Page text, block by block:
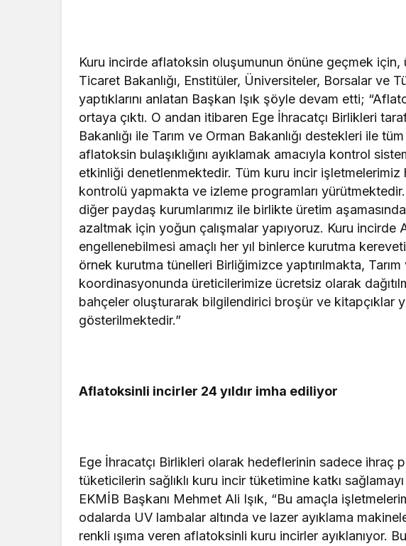
Kuru incirde aflatoksin oluşumunun önüne geçmek için,
Ticaret Bakanlığı, Enstitüler, Üniversiteler, Borsalar ve
yaptıklarını anlatan Başkan Işık şöyle devam etti;
ortaya çıktı. O andan itibaren Ege İhracatçı Birlikleri
Bakanlığı ile Tarım ve Orman Bakanlığı destekleri ile
aflatoksin bulaşıklığını ayıklamak amacıyla kontrol
etkinliği denetlenmektedir. Tüm kuru incir işletmelerimiz
kontrolü yapmakta ve izleme programları yürütmektedir.
diğer paydaş kurumlarımız ile birlikte üretim
azaltmak için yoğun çalışmalar yapıyoruz. Kuru
engellenebilmesi amaçlı her yıl binlerce kurutma
örnek kurutma tünelleri Birliğimizce yaptırılmakta, Tarım
koordinasyonunda üreticilerimize ücretsiz olarak
bahçeler oluşturarak bilgilendirici broşür ve kitapçıklar
gösterilmektedir.”
Aflatoksinli incirler 24 yıldır imha ediliyor
Ege İhracatçı Birlikleri olarak hedeflerinin sadece ihraç
tüketicilerin sağlıklı kuru incir tüketimine katkı
EKMİB Başkanı Mehmet Ali Işık, “Bu amaçla
odalarda UV lambalar altında ve lazer ayıklama
renkli ışıma veren aflatoksinli kuru incirler ayıklanıyor.